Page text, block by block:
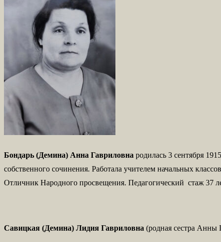
Бондарь (Демина) Анна Гавриловна родилась 3 сентября
собственного сочинения. Работала учителем начальных
Отличник Народного просвещения. Педагогический стаж 37
Савицкая (Демина) Лидия Гавриловна (родная сестра Анны